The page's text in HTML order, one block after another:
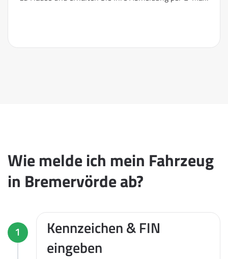
Wie melde ich mein Fahrzeug
in Bremervörde ab?
1
Kennzeichen & FIN
eingeben